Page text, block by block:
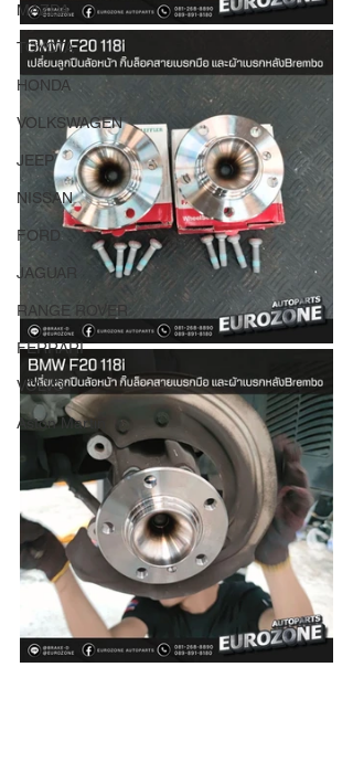
MAZDA
TOYOTA
HONDA
VOLKSWAGEN
JEEP
NISSAN
FORD
JAGUAR
RANGE ROVER
FERRARI
VOLVO
Aston Martin